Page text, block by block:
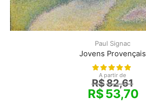
Paul Signac
Jovens Provençais
A partir de
R$82,61
R$53,70